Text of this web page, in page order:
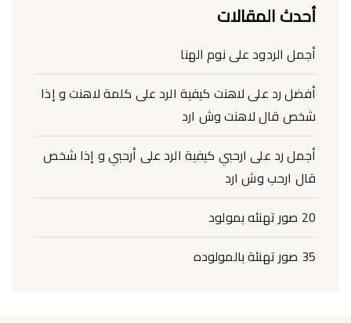
أحدث المقالات
أجمل الردود على نوم الهنا
أفضل رد على لاهنت كيفية الرد على كلمة لاهنت و إذا
شخص قال لاهنت وش ارد
أجمل رد على ارحبي كيفية الرد على أرحبي و إذا شخص
قال ارحب وش ارد
20 صور تهنئه بمولود
35 صور تهنئة بالمولوده